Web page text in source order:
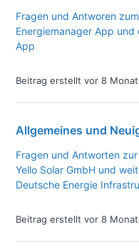
Fragen und Antworen
Energiemanager App
App
Beitrag erstellt vor 8
Allgemeines und
Fragen und Antworten
Yello Solar GmbH und
Deutsche Energie
Beitrag erstellt vor 8